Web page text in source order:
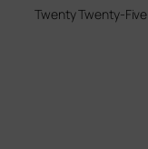
Twenty Twenty-Five